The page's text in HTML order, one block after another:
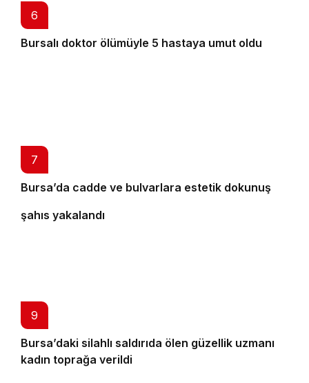
6
Bursalı doktor ölümüyle 5 hastaya umut oldu
7
Bursa’da cadde ve bulvarlara estetik dokunuş
8
Bursa’da 25 yıl kesinleşmiş hapis cezası bulunan
şahıs yakalandı
9
Bursa’daki silahlı saldırıda ölen güzellik uzmanı
kadın toprağa verildi